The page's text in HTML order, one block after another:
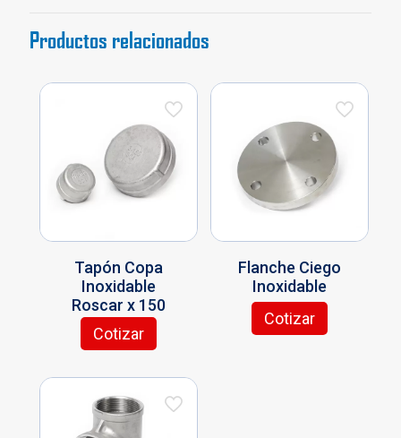
Productos relacionados
Tapón Copa
Inoxidable
Roscar x 150
Cotizar
Este
tiene
múltiples
variantes.
Las
Flanche Ciego
Inoxidable
Cotizar
Este